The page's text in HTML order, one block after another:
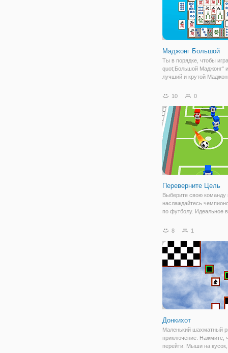
Маджонг Большой
Ты в порядке, чтобы
quot;Большой Маджонг"
лучший и крутой
000 уровни и забавная
одна из лучших игр 2019.
10 0
Переверните Цель
Выберите свою команду
наслаждайтесь
по футболу. Идеальное
Прогрессируйте и
стадиона и
мячей. Есть турниры,
8 1
Донкихот
Маленький шахматный
приключение. Нажмите,
перейти. Мыши на